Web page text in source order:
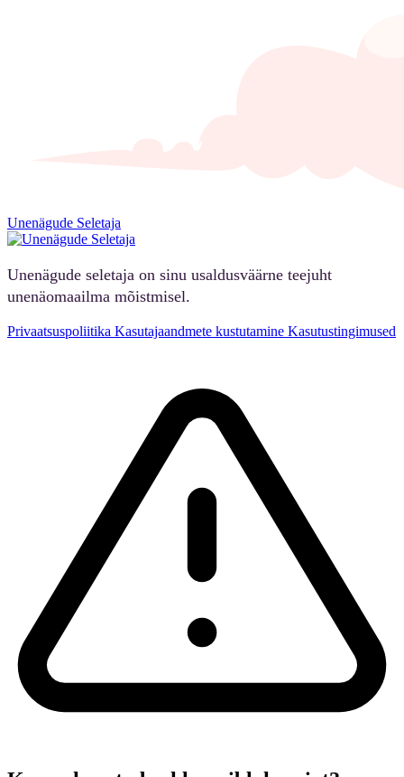
Unenägude Seletaja
Unenägude seletaja on sinu usaldusväärne teejuht
unenäomaailma mõistmisel.
Privaatsuspoliitika Kasutajaandmete kustutamine Kasutustingimused